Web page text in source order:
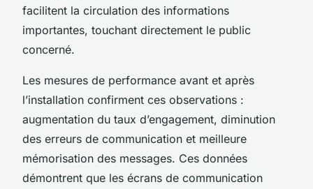
facilitent la circulation des informations
importantes, touchant directement le public
concerné.
Les mesures de performance avant et après
l’installation confirment ces observations :
augmentation du taux d’engagement, diminution
des erreurs de communication et meilleure
mémorisation des messages. Ces données
démontrent que les écrans de communication